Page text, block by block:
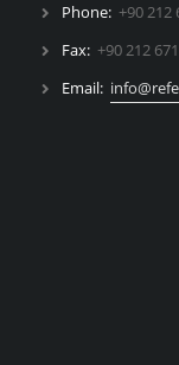
Phone: +90 212
Fax: +90 212
Email: